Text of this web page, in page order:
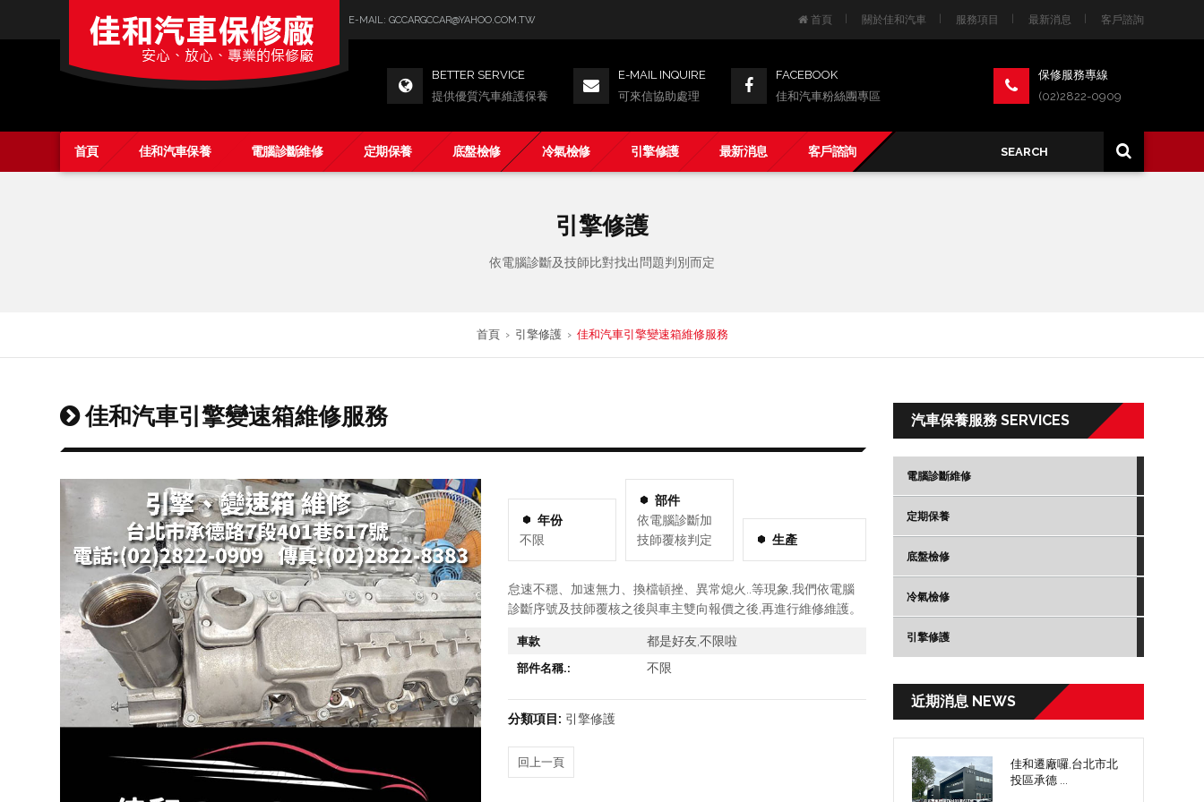
E-MAIL: GCCARGCCAR@YAHOO.COM.TW 首頁 關於佳和汽車 服務項目 最新消息 客戶諮詢
BETTER SERVICE
提供優質汽車維護保養
E-MAIL INQUIRE
可來信協助處理
FACEBOOK
佳和汽車粉絲團專區
保修服務專線
(02)2822-0909
首頁 佳和汽車保養 電腦診斷維修 定期保養 底盤檢修 冷氣檢修 引擎修護 最新消息 客戶諮詢
引擎修護
依電腦診斷及技師比對找出問題判別而定
首頁 › 引擎修護 › 佳和汽車引擎變速箱維修服務
佳和汽車引擎變速箱維修服務
年份
不限
部件
依電腦診斷加
技師覆核判定
生產
怠速不穩、加速無力、換檔頓挫、異常熄火..等現象,我們依電腦
診斷序號及技師覆核之後與車主雙向報價之後,再進行維修維護。
車款 都是好友,不限啦
部件名稱.: 不限
分類項目: 引擎修護
回上一頁
汽車保養服務 SERVICES
電腦診斷維修
定期保養
底盤檢修
冷氣檢修
引擎修護
近期消息 NEWS
佳和遷廠囉,台北市北
投區承德 ...